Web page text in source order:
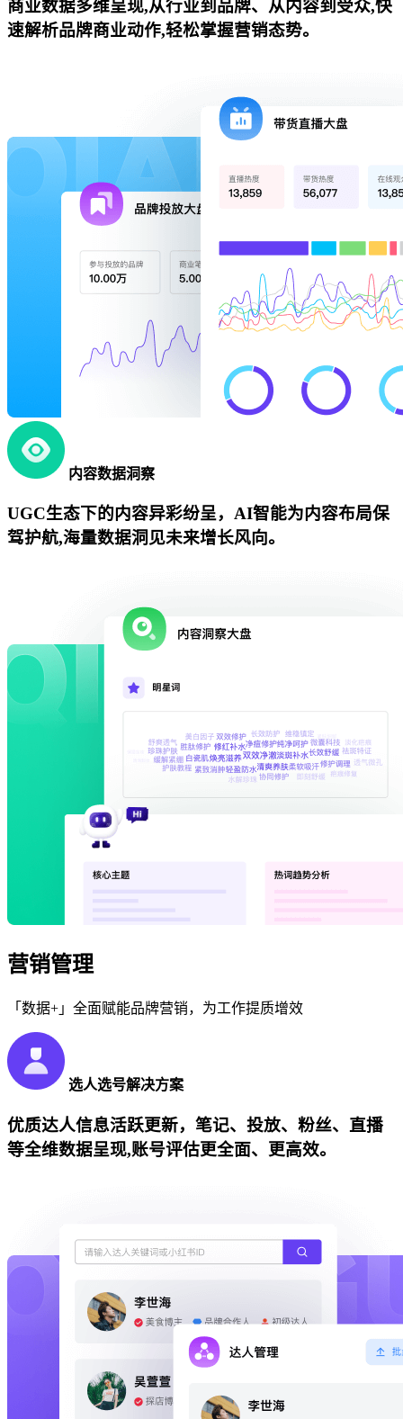
商业数据多维呈现,从行业到品牌、从内容到受众,快
速解析品牌商业动作,轻松掌握营销态势。
内容数据洞察
UGC生态下的内容异彩纷呈，AI智能为内容布局保
驾护航,海量数据洞见未来增长风向。
营销管理
「数据+」全面赋能品牌营销，为工作提质增效
选人选号解决方案
优质达人信息活跃更新，笔记、投放、粉丝、直播
等全维数据呈现,账号评估更全面、更高效。